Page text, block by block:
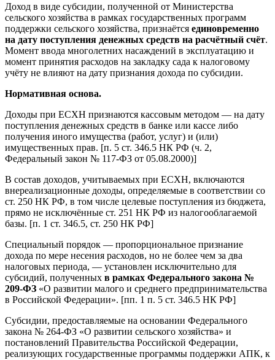
Доход в виде субсидии, полученной от Министерства
сельского хозяйства в рамках государственных программ
поддержки сельского хозяйства, признаётся единовременно
на дату поступления денежных средств на расчётный счёт.
Момент ввода многолетних насаждений в эксплуатацию и
момент принятия расходов на закладку сада к налоговому
учёту не влияют на дату признания дохода по субсидии.
Нормативная основа.
Доходы при ЕСХН признаются кассовым методом — на дату
поступления денежных средств в банке или кассе либо
получения иного имущества (работ, услуг) и (или)
имущественных прав. [п. 5 ст. 346.5 НК РФ (ч. 2,
Федеральный закон № 117-ФЗ от 05.08.2000)]
В состав доходов, учитываемых при ЕСХН, включаются
внереализационные доходы, определяемые в соответствии со
ст. 250 НК РФ, в том числе целевые поступления из бюджета,
прямо не исключённые ст. 251 НК РФ из налогооблагаемой
базы. [п. 1 ст. 346.5, ст. 250 НК РФ]
Специальный порядок — пропорциональное признание
дохода по мере несения расходов, но не более чем за два
налоговых периода, — установлен исключительно для
субсидий, полученных в рамках Федерального закона №
209-ФЗ «О развитии малого и среднего предпринимательства
в Российской Федерации». [пп. 1 п. 5 ст. 346.5 НК РФ]
Субсидии, предоставляемые на основании Федерального
закона № 264-ФЗ «О развитии сельского хозяйства» и
постановлений Правительства Российской Федерации,
реализующих государственные программы поддержки АПК, к